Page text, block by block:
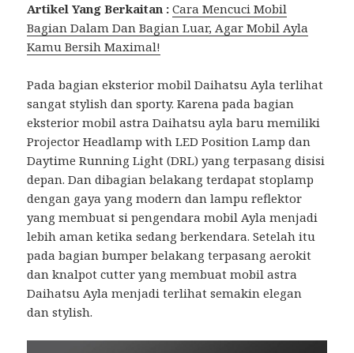
Artikel Yang Berkaitan : Cara Mencuci Mobil
Bagian Dalam Dan Bagian Luar, Agar Mobil Ayla
Kamu Bersih Maximal!
Pada bagian eksterior mobil Daihatsu Ayla terlihat
sangat stylish dan sporty. Karena pada bagian
eksterior mobil astra Daihatsu ayla baru memiliki
Projector Headlamp with LED Position Lamp dan
Daytime Running Light (DRL) yang terpasang disisi
depan. Dan dibagian belakang terdapat stoplamp
dengan gaya yang modern dan lampu reflektor
yang membuat si pengendara mobil Ayla menjadi
lebih aman ketika sedang berkendara. Setelah itu
pada bagian bumper belakang terpasang aerokit
dan knalpot cutter yang membuat mobil astra
Daihatsu Ayla menjadi terlihat semakin elegan
dan stylish.